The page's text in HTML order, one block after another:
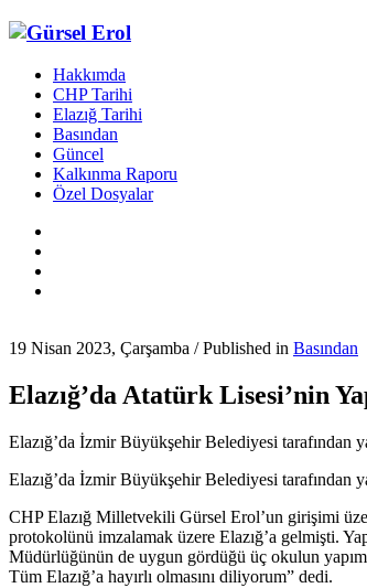
Hakkımda
CHP Tarihi
Elazığ Tarihi
Basından
Güncel
Kalkınma Raporu
Özel Dosyalar
19 Nisan 2023, Çarşamba /Published in Basından
Elazığ’da Atatürk Lisesi’nin
Elazığ’da İzmir Büyükşehir Belediyesi tarafından
Elazığ’da İzmir Büyükşehir Belediyesi tarafından
CHP Elazığ Milletvekili Gürsel Erol’un girişimi
protokolünü imzalamak üzere Elazığ’a gelmişti.
Müdürlüğünün de uygun gördüğü üç okulun
Tüm Elazığ’a hayırlı olmasını diliyorum” dedi.